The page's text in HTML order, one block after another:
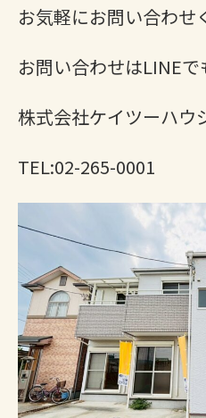
お気軽にお問い合わせ
お問い合わせはLINE
株式会社ケイツーハウ
TEL:02-265-0001